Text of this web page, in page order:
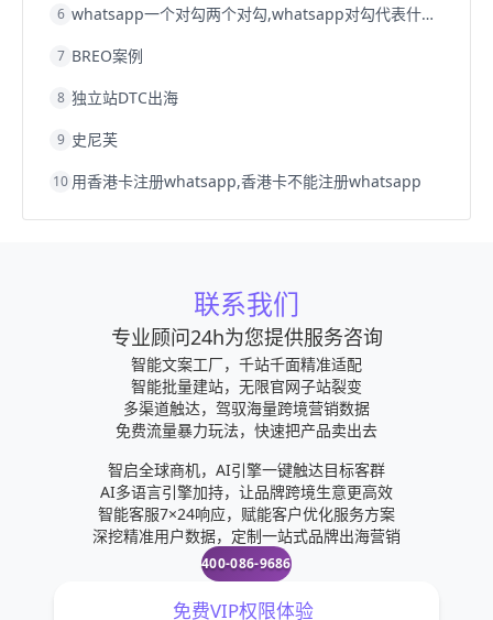
6 whatsapp一个对勾两个对勾,whatsapp对勾代表什么意思
7 BREO案例
8 独立站DTC出海
9 史尼芙
10 用香港卡注册whatsapp,香港卡不能注册whatsapp
联系我们
专业顾问24h为您提供服务咨询
智能文案工厂，千站千面精准适配
智能批量建站，无限官网子站裂变
多渠道触达，驾驭海量跨境营销数据
免费流量暴力玩法，快速把产品卖出去
智启全球商机，AI引擎一键触达目标客群
AI多语言引擎加持，让品牌跨境生意更高效
智能客服7×24响应，赋能客户优化服务方案
深挖精准用户数据，定制一站式品牌出海营销
400-086-9686